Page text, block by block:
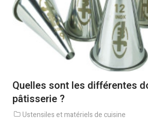
Quelles sont les différentes
pâtisserie ?
Ustensiles et matériels de cuisine